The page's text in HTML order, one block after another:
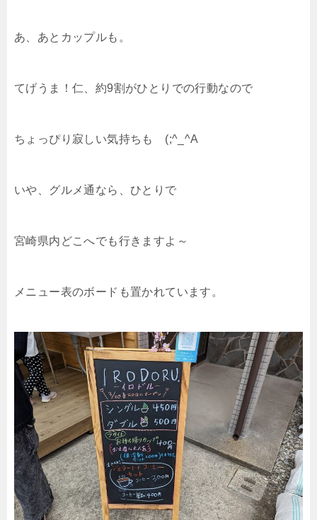
あ、あとカップルも。
てげうま！仁、約9割がひとりでの行動なので
ちょっぴり寂しい気持ちも (;^_^A
いや、グルメ通なら、ひとりで
宮崎県内どこへでも行きますよ～
メニュー表のボードも置かれています。